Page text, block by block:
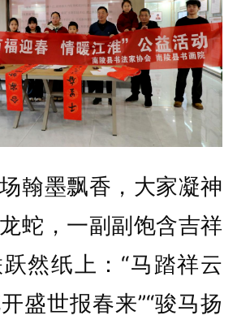
墨飘香，大家凝神
蛇，一副副饱含吉祥
然纸上：“马踏祥云
盛世报春来”“骏马扬